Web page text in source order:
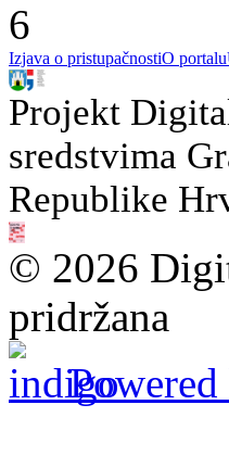
6
Izjava o pristupačnostiO portalu
Projekt
sredstvima
Republike
© 2026
pridržana